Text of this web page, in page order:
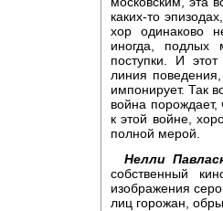
каких-то
хор одинаково
иногда, подлых
поступки. И
линия
импонирует. Так
война
к этой войне,
полной мерой.
Нелли
собственный
изображения
лиц горожан,